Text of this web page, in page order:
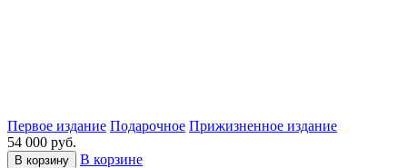
Первое издание Подарочное Прижизненное издание
54 000 руб.
В корзину В корзине